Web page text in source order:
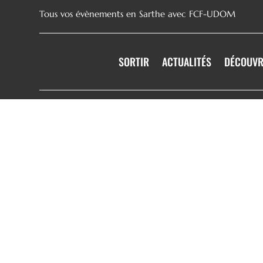
Tous vos évènements en Sarthe avec FCF-UDOM
SORTIR ACTUALITÉS